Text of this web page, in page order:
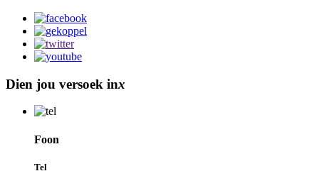
Dien jou versoek inx
Foon
Tel